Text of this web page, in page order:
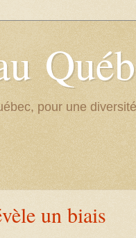
pour une
un biais